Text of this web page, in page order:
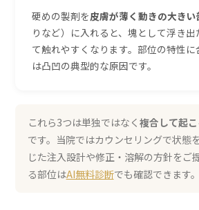
硬めの製剤を皮膚が薄く動きの大きい
りなど）に入れると、塊として浮き出
て触れやすくなります。部位の特性
は凸凹の典型的な原因です。
これら3つは単独ではなく 複合して起
です。当院ではカウンセリングで状態
じた注入設計や修正・溶解の方針をご
る部位はAI無料診断でも確認できます。